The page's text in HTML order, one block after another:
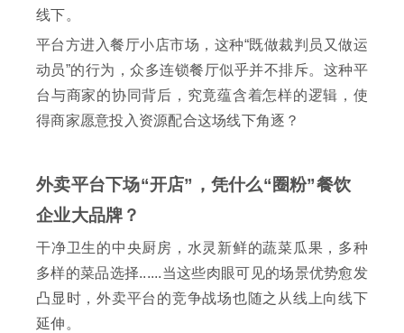
线下。
平台方进入餐厅小店市场，这种“既做裁判员又做运
动员”的行为，众多连锁餐厅似乎并不排斥。这种平
台与商家的协同背后，究竟蕴含着怎样的逻辑，使
得商家愿意投入资源配合这场线下角逐？
外卖平台下场“开店”，凭什么“圈粉”餐饮
企业大品牌？
干净卫生的中央厨房，水灵新鲜的蔬菜瓜果，多种
多样的菜品选择......当这些肉眼可见的场景优势愈发
凸显时，外卖平台的竞争战场也随之从线上向线下
延伸。